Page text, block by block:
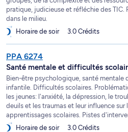
pratique, judicieuse et réfléchie des
dans le milieu.
Horaire de soir
3.0 Crédits
PPA 6274
Santé mentale et difficultés
Bien-être psychologique, santé mentale
infantile. Difficultés scolaires.
les jeunes: l'anxiété, la dépression, le
deuils et les traumas et leur influence
apprentissages scolaires. Pistes
Horaire de soir
3.0 Crédits